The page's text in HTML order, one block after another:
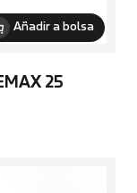
Añadir a bolsa
25